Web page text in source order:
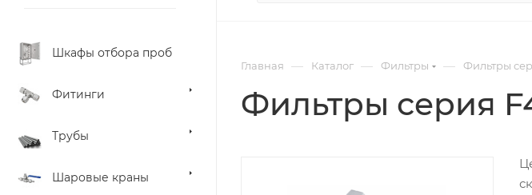
Шкафы отбора проб
Фитинги
Трубы
Шаровые краны
Главная — Каталог — Фильтры — Фильтры
Фильтры серия